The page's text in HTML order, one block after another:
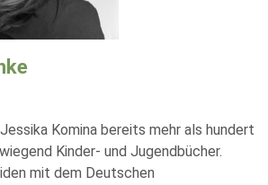
Komina bereits mehr als hundert
Kinder- und Jugendbücher.
mit dem Deutschen